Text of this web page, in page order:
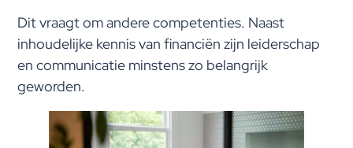
Dit vraagt om andere competenties. Naast
inhoudelijke kennis van financiën zijn leiderschap
en communicatie minstens zo belangrijk
geworden.